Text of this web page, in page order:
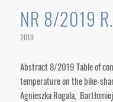
NR 8/2019 R.
2019
Abstract 8/2019 Table of
temperature on the bike-
Agnieszka Rogala,